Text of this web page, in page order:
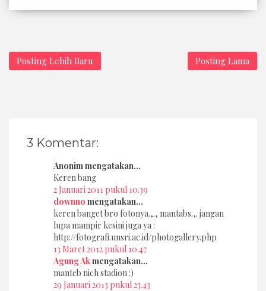
Posting Lebih Baru Posting Lama
3 Komentar:
Anonim mengatakan...
Keren bang
2 Januari 2011 pukul 10.39
downno mengatakan...
keren banget bro fotonya.,., mantabs.,. jangan
lupa mampir kesini juga ya :
http://fotografi.unsri.ac.id/photogallery.php
13 Maret 2012 pukul 10.47
Agung Akmengatakan...
manteb nich stadion :)
29 Januari 2013 pukul 23.43